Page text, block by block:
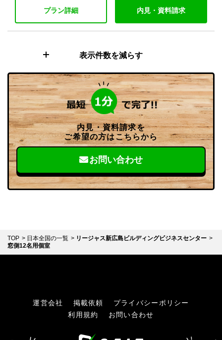
プラン詳細 内見・資料請求
表示件数を減らす
内見・資料請求を
ご希望の方はこちらから
お問い合わせ
TOP 日本全国の一覧
リージャス新広島ビルディングビジネスセンター
窓側12名用個室
運営会社 掲載依頼
プライバシーポリシー
利用規約
お問い合わせ